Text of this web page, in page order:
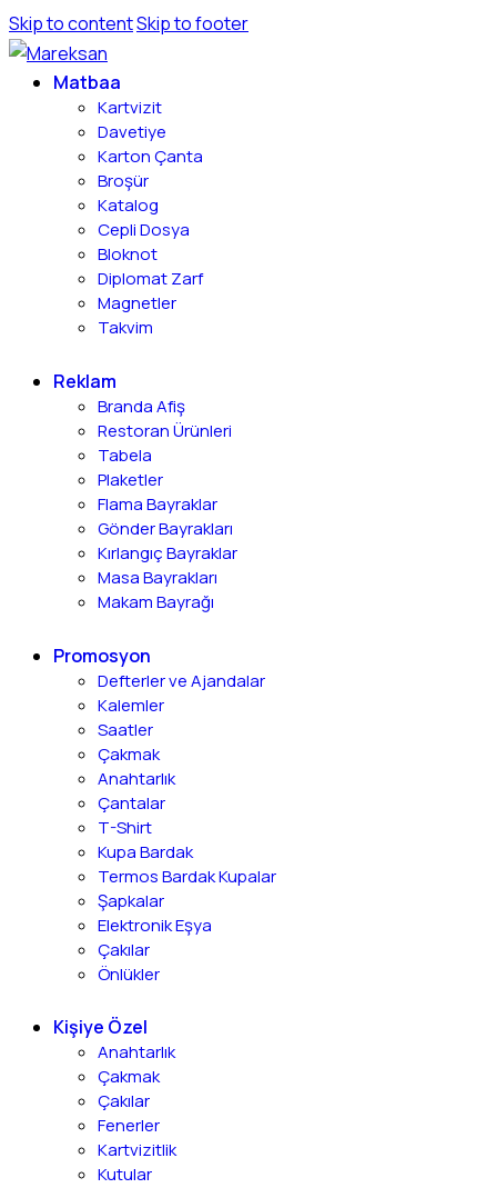
Skip to contentSkip to footer
Matbaa
Kartvizit
Davetiye
Karton Çanta
Broşür
Katalog
Cepli Dosya
Bloknot
Diplomat Zarf
Magnetler
Takvim
Reklam
Branda Afiş
Restoran Ürünleri
Tabela
Plaketler
Flama Bayraklar
Gönder Bayrakları
Kırlangıç Bayraklar
Masa Bayrakları
Makam Bayrağı
Promosyon
Defterler ve Ajandalar
Kalemler
Saatler
Çakmak
Anahtarlık
Çantalar
T-Shirt
Kupa Bardak
Termos Bardak Kupalar
Şapkalar
Elektronik Eşya
Çakılar
Önlükler
Kişiye Özel
Anahtarlık
Çakmak
Çakılar
Fenerler
Kartvizitlik
Kutular